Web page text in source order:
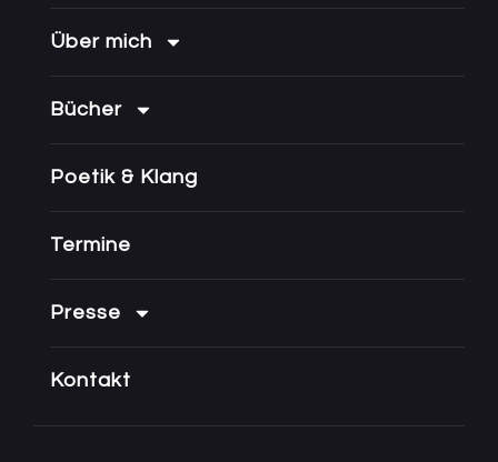
Über mich
Bücher
Poetik & Klang
Termine
Presse
Kontakt